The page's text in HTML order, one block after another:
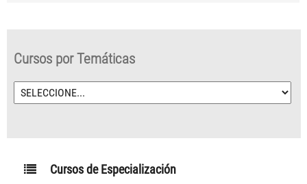
Cursos por Temáticas
Cursos de Especialización